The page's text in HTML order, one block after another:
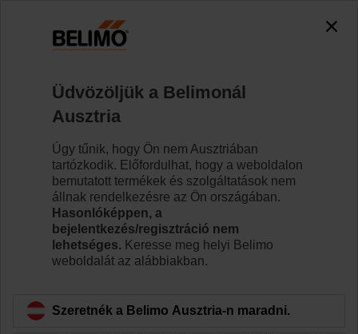
ZPV-10
Vissza a termékkategóriához
Üdvözöljük a Belimonál
Ausztria
Úgy tűnik, hogy Ön nem Ausztriában
tartózkodik. Előfordulhat, hogy a weboldalon
bemutatott termékek és szolgáltatások nem
állnak rendelkezésre az Ön országában.
Hasonlóképpen, a
bejelentkezés/regisztráció nem
lehetséges. Keresse meg helyi Belimo
weboldalát az alábbiakban.
Szeretnék a Belimo Ausztria-n maradni.